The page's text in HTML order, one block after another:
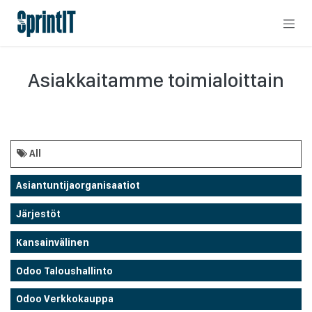
Asiakkaitamme toimialoittain
All
Asiantuntijaorganisaatiot
Järjestöt
Kansainvälinen
Odoo Taloushallinto
Odoo Verkkokauppa